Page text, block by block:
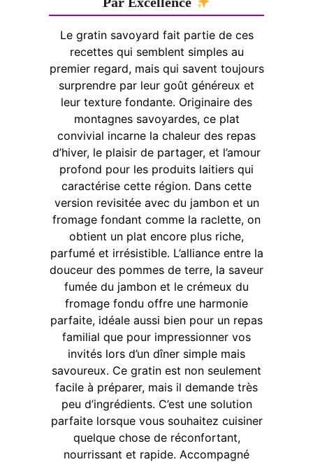
Le gratin savoyard fait partie de ces
recettes qui semblent simples au
premier regard, mais qui savent toujours
surprendre par leur goût généreux et
leur texture fondante. Originaire des
montagnes savoyardes, ce plat
convivial incarne la chaleur des repas
d’hiver, le plaisir de partager, et l’amour
profond pour les produits laitiers qui
caractérise cette région. Dans cette
version revisitée avec du jambon et un
fromage fondant comme la raclette, on
obtient un plat encore plus riche,
parfumé et irrésistible. L’alliance entre la
douceur des pommes de terre, la saveur
fumée du jambon et le crémeux du
fromage fondu offre une harmonie
parfaite, idéale aussi bien pour un repas
familial que pour impressionner vos
invités lors d’un dîner simple mais
savoureux. Ce gratin est non seulement
facile à préparer, mais il demande très
peu d’ingrédients. C’est une solution
parfaite lorsque vous souhaitez cuisiner
quelque chose de réconfortant,
nourrissant et rapide. Accompagné